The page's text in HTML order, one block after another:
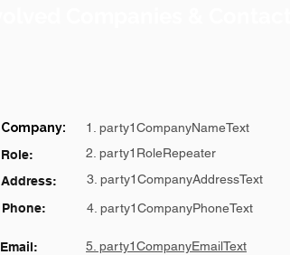
Company:
1. party1CompanyNameText
Role:
2. party1RoleRepeater
Address:
3. party1CompanyAddressText
Phone:
4. party1CompanyPhoneText
Email: 5. party1CompanyEmailText